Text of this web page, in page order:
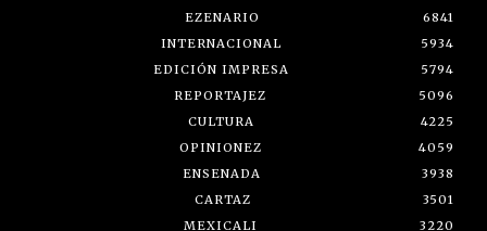
EZENARIO
6841
INTERNACIONAL
5934
EDICIÓN IMPRESA
5794
REPORTAJEZ
5096
CULTURA
4225
OPINIONEZ
4059
ENSENADA
3938
CARTAZ
3501
MEXICALI
3220